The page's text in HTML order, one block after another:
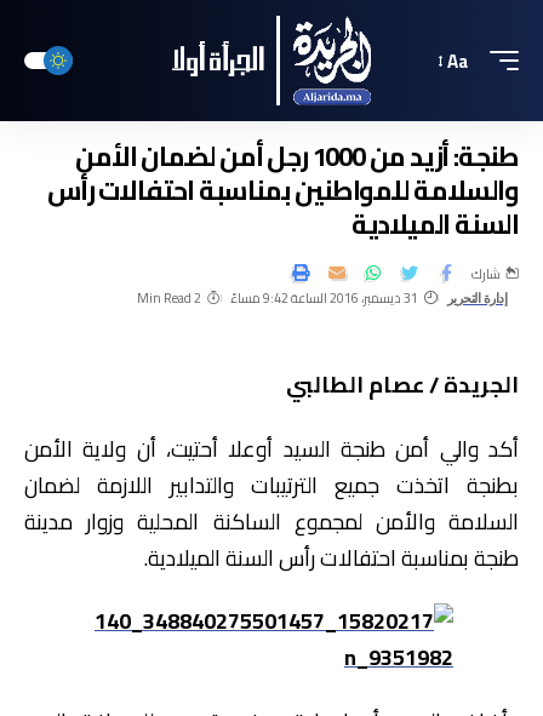
Aa
طنجة: أزيد من 1000 رجل أمن لضمان الأمن
والسلامة للمواطنين بمناسبة احتفالات رأس
السنة الميلادية
إدارة التحرير 31 ديسمبر، 2016 الساعة 9:42 مساءً 2 Min Read
شارك
الجريدة / عصام الطالبي
أكد والي أمن طنجة السيد أوعلا أحتيت، أن ولاية الأمن
بطنجة اتخذت جميع الترتيبات والتدابير اللازمة لضمان
السلامة والأمن لمجموع الساكنة المحلية وزوار مدينة
طنجة بمناسبة احتفالات رأس السنة الميلادية.